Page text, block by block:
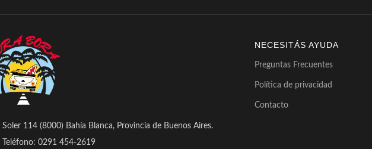
Soler 114 (8000) Bahía Blanca, Provincia de Buenos Aires.
Teléfono: 0291 454-2619
NECESITÁS AYUDA
Preguntas Frecuentes
Política de privacidad
Contacto